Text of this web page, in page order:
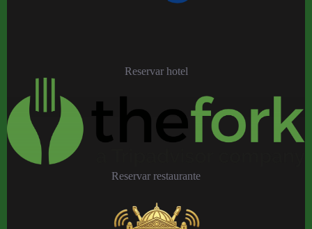
Reservar hotel
Reservar restaurante